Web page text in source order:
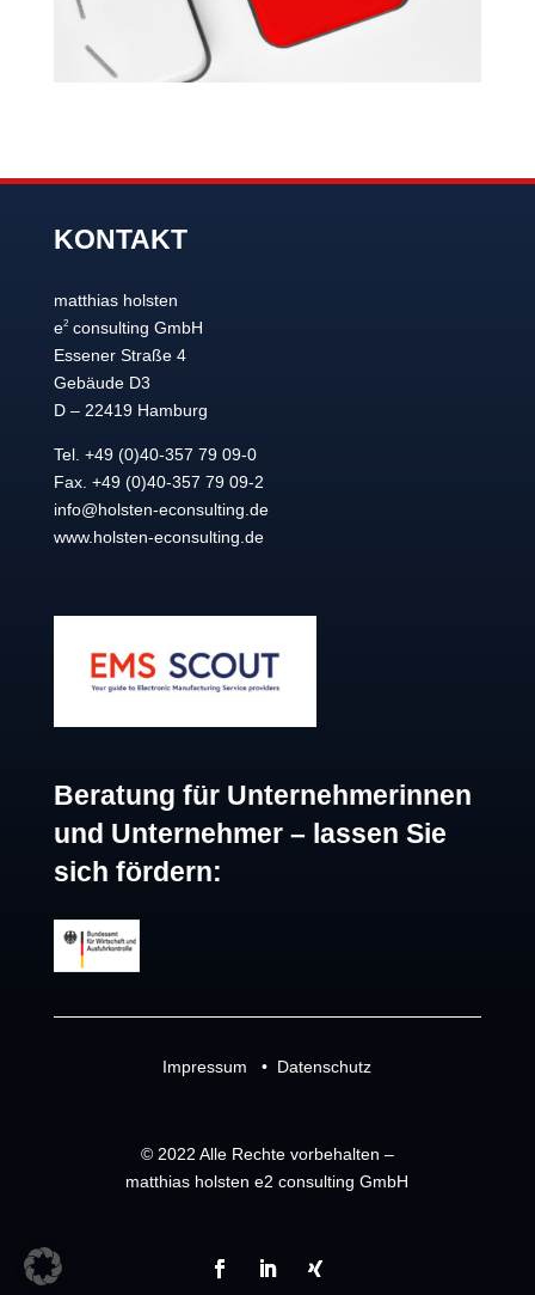
KONTAKT
matthias holsten
e2consulting GmbH
Essener Straße 4
Gebäude D3
D – 22419 Hamburg
Tel. +49 (0)40-357 79 09-0
Fax. +49 (0)40-357 79 09-2
info@holsten-econsulting.de
www.holsten-econsulting.de
Beratung für Unternehmerinnen
und Unternehmer – lassen Sie
sich fördern:
Impressum • Datenschutz
© 2022 Alle Rechte vorbehalten –
matthias holsten e2 consulting GmbH